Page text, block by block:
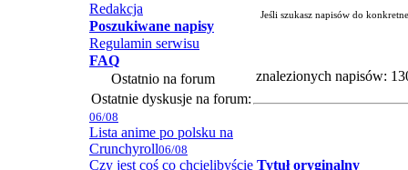
Redakcja
Poszukiwane napisy
Regulamin serwisu
FAQ
Ostatnio na forum
Ostatnie dyskusje na forum:
06/08
Lista anime po polsku na
Crunchyroll06/08
Czy jest coś co chcielibyście
Jeśli szukasz napisów do
znalezionych napisów:
Tytuł oryginalny